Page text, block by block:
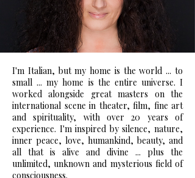
I'm Italian, but my home is the world ... to
small ... my home is the entire universe. I
worked alongside great masters on the
international scene in theater, film, fine art
and spirituality, with over 20 years of
experience. I'm inspired by silence, nature,
inner peace, love, humankind, beauty, and
all that is alive and divine ... plus the
unlimited, unknown and mysterious field of
consciousness.